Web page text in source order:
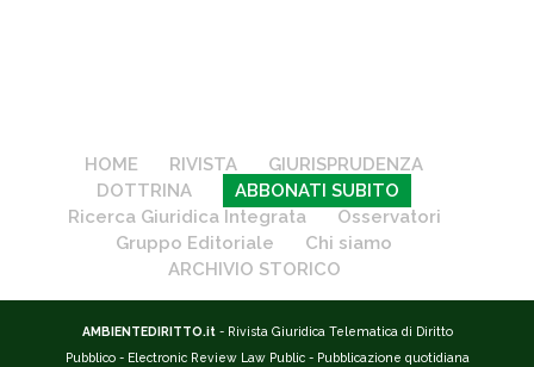
HOME RIVISTA
GIURISPRUDENZA
DOTTRINA
ABBONATI SUBITO
Ricerca Giuridica Integrata
Osservatori
Gruppo Editoriale
Chi siamo
ARCHIVIO STORICO
AMBIENTEDIRITTO.it - Rivista Giuridica Telematica di Diritto
Pubblico - Electronic Review Law Public - Pubblicazione quotidiana